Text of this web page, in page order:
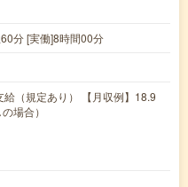
分 [実働]8時間00分
（規定あり） 【月収例】18.9
場合）